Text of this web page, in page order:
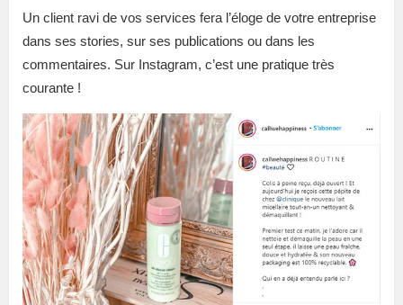
Un client ravi de vos services fera l’éloge de votre entreprise
dans ses stories, sur ses publications ou dans les
commentaires. Sur Instagram, c’est une pratique très
courante !